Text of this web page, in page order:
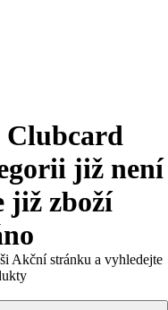
Clubcard
již není
již zboží
Akční stránku a vyhledejte